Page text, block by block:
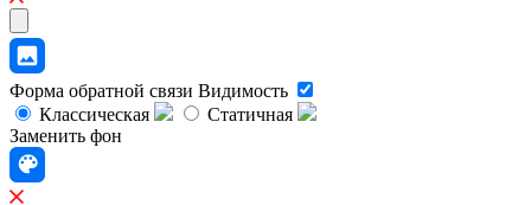
Форма обратной связи Видимость
Классическая
Статичная
Заменить фон